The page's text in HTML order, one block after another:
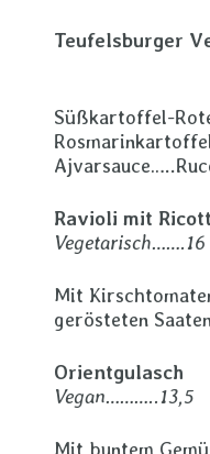
Teufelsburger
Süßkartoffel-
Ravioli mit
Vegetarisch…….16
Mit
gerösteten
Vegan………..13,5
Mit buntem